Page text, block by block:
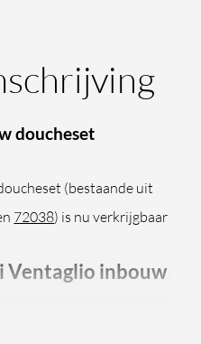
doucheset
(bestaande uit
72038) is nu verkrijgbaar
Ventaglio inbouw